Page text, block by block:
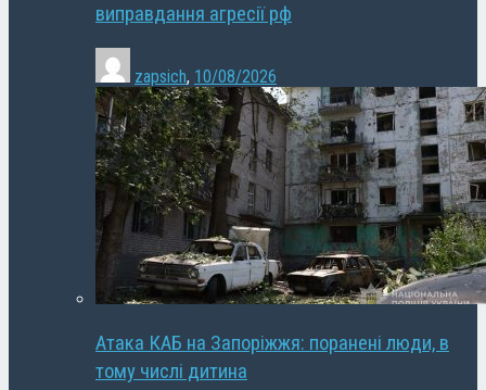
виправдання агресії рф
zapsich, 10/08/2026
Атака КАБ на Запоріжжя: поранені люди, в
тому числі дитина